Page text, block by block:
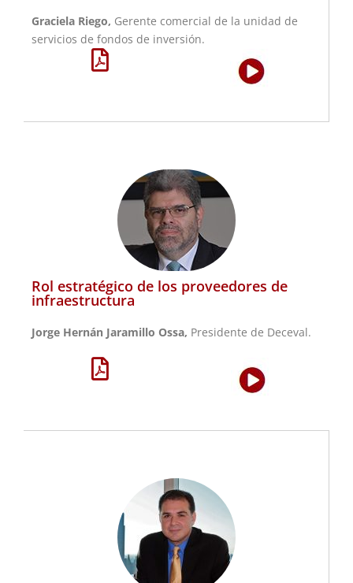
Graciela Riego, Gerente comercial de la unidad de
servicios de fondos de inversión.
Rol estratégico de los proveedores de
infraestructura
Jorge Hernán Jaramillo Ossa, Presidente de Deceval.